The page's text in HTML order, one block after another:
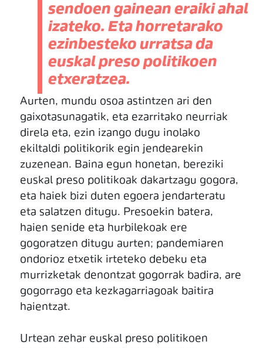
sendoen gainean eraiki ahal
izateko. Eta horretarako
ezinbesteko urratsa da
euskal preso politikoen
etxeratzea.
Aurten, mundu osoa astintzen ari den
gaixotasunagatik, eta ezarritako neurriak
direla eta, ezin izango dugu inolako
ekiltaldi politikorik egin jendearekin
zuzenean. Baina egun honetan, bereziki
euskal preso politikoak dakartzagu gogora,
eta haiek bizi duten egoera jendarteratu
eta salatzen ditugu. Presoekin batera,
haien senide eta hurbilekoak ere
gogoratzen ditugu aurten; pandemiaren
ondorioz etxetik irteteko debeku eta
murrizketak denontzat gogorrak badira, are
gogorrago eta kezkagarriagoak baitira
haientzat.
Urtean zehar euskal preso politikoen